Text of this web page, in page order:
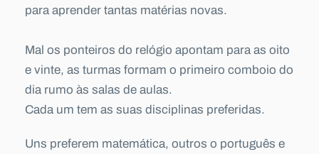
para aprender tantas matérias novas.
Mal os ponteiros do relógio apontam para as oito
e vinte, as turmas formam o primeiro comboio do
dia rumo às salas de aulas.
Cada um tem as suas disciplinas preferidas.
Uns preferem matemática, outros o português e